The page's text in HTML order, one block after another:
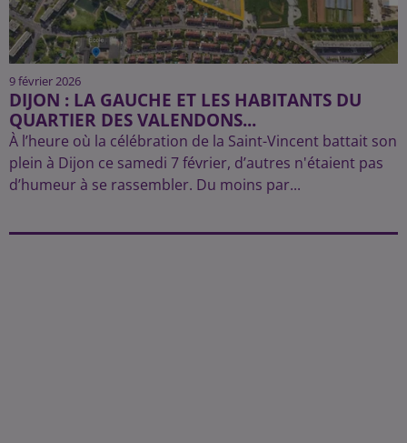
9 février 2026
DIJON : LA GAUCHE ET LES HABITANTS DU
QUARTIER DES VALENDONS...
À l’heure où la célébration de la Saint-Vincent battait son
plein à Dijon ce samedi 7 février, d’autres n'étaient pas
d’humeur à se rassembler. Du moins par...